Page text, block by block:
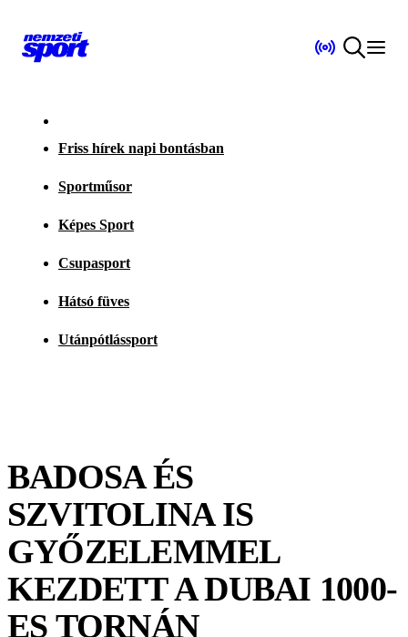
Friss hírek napi bontásban
Sportműsor
Képes Sport
Csupasport
Hátsó füves
Utánpótlássport
BADOSA ÉS
SZVITOLINA IS
GYŐZELEMMEL
KEZDETT A DUBAI 1000-
ES TORNÁN